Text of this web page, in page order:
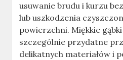
usuwanie brudu i kurzu
lub uszkodzenia
powierzchni. Miękkie
szczególnie przydatne
delikatnych materiałów i